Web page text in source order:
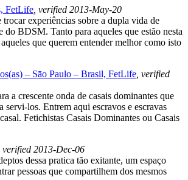
FetLife , verified 2013-May-20
experiências sobre a dupla vida de
do BDSM. Tanto para aqueles que estão nesta
que querem entender melhor como isto
– Sāo Paulo – Brasil, FetLife , verified
a crescente onda de casais dominantes que
servi-los. Entrem aqui escravos e escravas
Fetichistas Casais Dominantes ou Casais
, verified 2013-Dec-06
dessa pratica tão exitante, um espaço
pessoas que compartilhem dos mesmos